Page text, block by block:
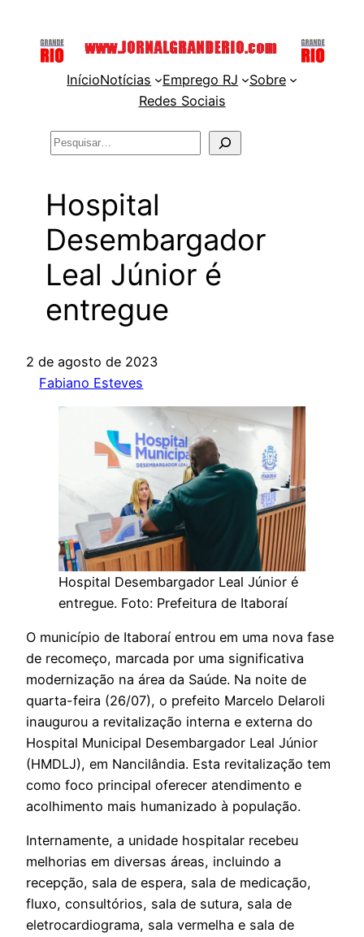
InícioNotícias Emprego RJ
Sobre
Redes Sociais
Pesquisar
Hospital
Desembargador
Leal Júnior é
entregue
2 de agosto de 2023
Fabiano Esteves
Hospital Desembargador Leal Júnior é
entregue. Foto: Prefeitura de Itaboraí
O município de Itaboraí entrou em uma nova fase
de recomeço, marcada por uma significativa
modernização na área da Saúde. Na noite de
quarta-feira (26/07), o prefeito Marcelo Delaroli
inaugurou a revitalização interna e externa do
Hospital Municipal Desembargador Leal Júnior
(HMDLJ), em Nancilândia. Esta revitalização tem
como foco principal oferecer atendimento e
acolhimento mais humanizado à população.
Internamente, a unidade hospitalar recebeu
melhorias em diversas áreas, incluindo a
recepção, sala de espera, sala de medicação,
fluxo, consultórios, sala de sutura, sala de
eletrocardiograma, sala vermelha e sala de